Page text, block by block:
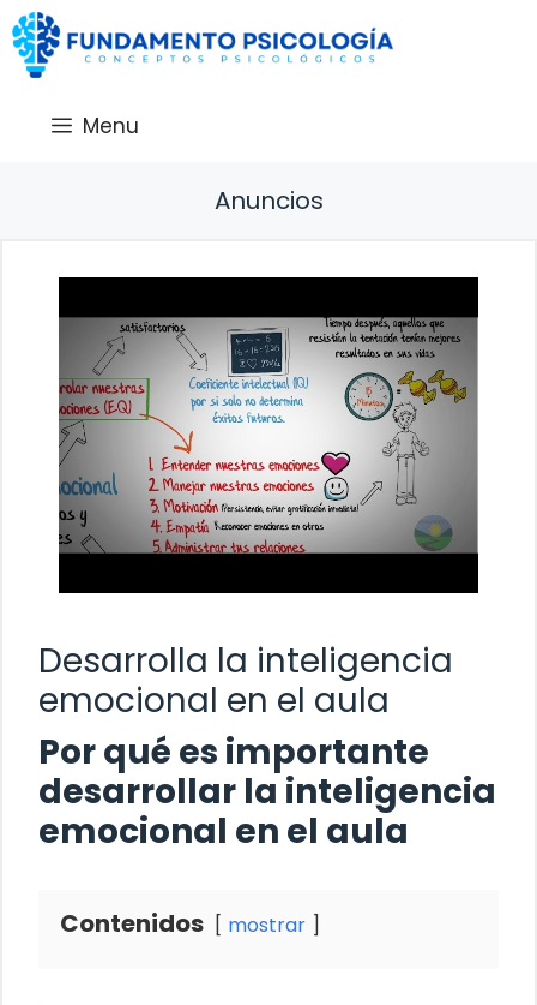
Saltar
al
contenido
Menu
Anuncios
Desarrolla la inteligencia
emocional en el aula
Por qué es importante
desarrollar la inteligencia
emocional en el aula
Contenidos mostrar